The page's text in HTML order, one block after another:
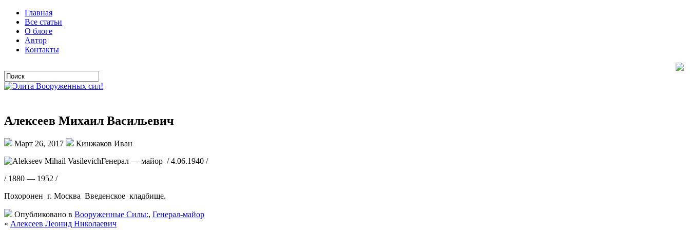
Главная
Все статьи
О блоге
Автор
Контакты
Алексеев Михаил Васильевич
Март 26, 2017
Кинжаков Иван
Генерал — майор / 4.06.1940 /
/ 1880 — 1952 /
Похоронен г. Москва Введенское кладбище.
Опубликовано в Вооруженные Силы:, Генерал-майор
« Алексеев Леонид Николаевич